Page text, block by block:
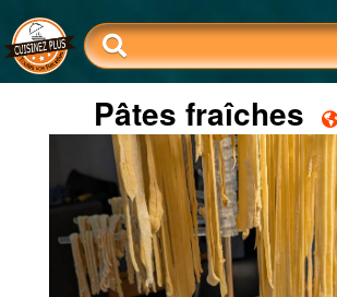
Pâtes fraîches